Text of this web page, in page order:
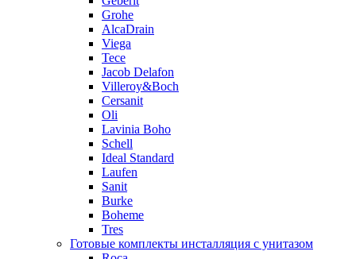
Grohe
AlcaDrain
Viega
Tece
Jacob Delafon
Villeroy&Boch
Cersanit
Oli
Lavinia Boho
Schell
Ideal Standard
Laufen
Sanit
Burke
Boheme
Tres
Готовые комплекты инсталляция с унитазом